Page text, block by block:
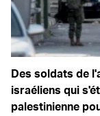
Des soldats de
israéliens qui
palestinienne